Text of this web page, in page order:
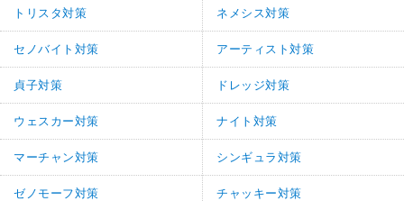
トリスタ対策 ネメシス対策
セノバイト対策 アーティスト対策
貞子対策 ドレッジ対策
ウェスカー対策 ナイト対策
マーチャン対策 シンギュラ対策
ゼノモーフ対策 チャッキー対策